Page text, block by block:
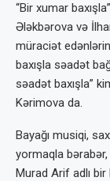
“Bir xumar
Ələkbərova və
müraciət
baxışla səadət
səadət baxışla”
Kərimova da.
Bayağı musiqi,
yormaqla
Murad Arif adlı